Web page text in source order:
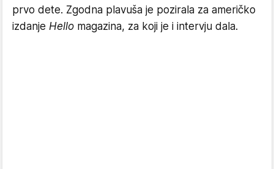
prvo dete. Zgodna plavuša je pozirala za američko
izdanje Hello magazina, za koji je i intervju dala.